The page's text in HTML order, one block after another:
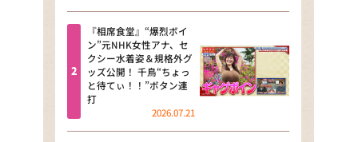
news おかえり
河合＆A.B.C-Z塚田×福井アナ
「なんでやねん！？」（news お
かえり）
DAIGOも台所 ～きょうの献立 何
にする？～
『相席食堂』“爆烈ボイ
ン”元NHK女性アナ、セ
クシー水着姿＆規格外グ
ッズ公開！ 千鳥“ちょっ
と待てぃ！！”ボタン連
打
2026.07.21